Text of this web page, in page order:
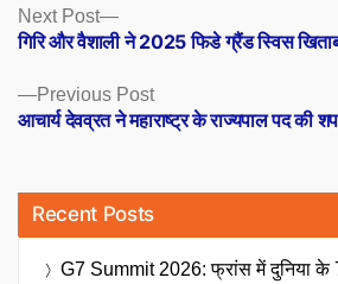
Posts
navigation
Previous PostPrevious
post:
आचार्य देवव्रत ने महाराष्ट्र के राज्यपाल पद की
Next Post
Next
post:
गिरि और वैशाली ने 2025 फिडे ग्रैंड स्विस
Recent Posts
G7 Summit 2026: फ्रांस में दुनिया के